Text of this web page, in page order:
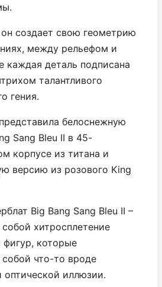
создает свою геометрию
между рельефом и
каждая деталь подписана
талантливого
гения.
белоснежную
Sang Bleu II в 45-
корпусе из титана и
версию из розового King
Big Bang Sang Bleu II –
хитросплетение
фигур, которые
что-то вроде
оптической иллюзии.